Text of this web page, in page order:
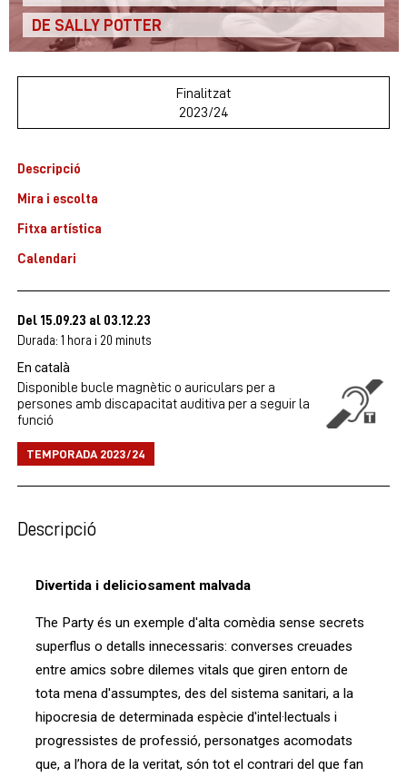
DE SALLY POTTER
Finalitzat
2023/24
Descripció
Mira i escolta
Fitxa artística
Calendari
Del 15.09.23 al 03.12.23
Durada: 1 hora i 20 minuts
En català
Disponible bucle magnètic o auriculars per a
persones amb discapacitat auditiva per a seguir la
funció
TEMPORADA 2023/24
Descripció
Divertida i deliciosament malvada
The Party és un exemple d'alta comèdia sense secrets
superflus o detalls innecessaris: converses creuades
entre amics sobre dilemes vitals que giren entorn de
tota mena d'assumptes, des del sistema sanitari, a la
hipocresia de determinada espècie d'intel·lectuals i
progressistes de professió, personatges acomodats
que, a l’hora de la veritat, són tot el contrari del que fan